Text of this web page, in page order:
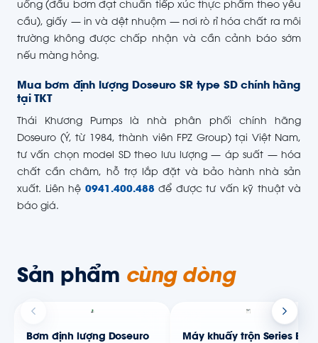
uống (đầu bơm đạt chuẩn tiếp xúc thực phẩm theo yêu
cầu), giấy — in và dệt nhuộm — nơi rò rỉ hóa chất ra môi
trường không được chấp nhận và cần cảnh báo sớm
nếu màng hỏng.
Mua bơm định lượng Doseuro SR type SD chính hãng
tại TKT
Thái Khương Pumps là nhà phân phối chính hãng
Doseuro (Ý, từ 1984, thành viên FPZ Group) tại Việt Nam,
tư vấn chọn model SD theo lưu lượng — áp suất — hóa
chất cần châm, hỗ trợ lắp đặt và bảo hành nhà sản
xuất. Liên hệ 0941.400.488 để được tư vấn kỹ thuật và
báo giá.
Sản phẩm cùng dòng
Bơm định lượng Doseuro
Máy khuấy trộn Series EM